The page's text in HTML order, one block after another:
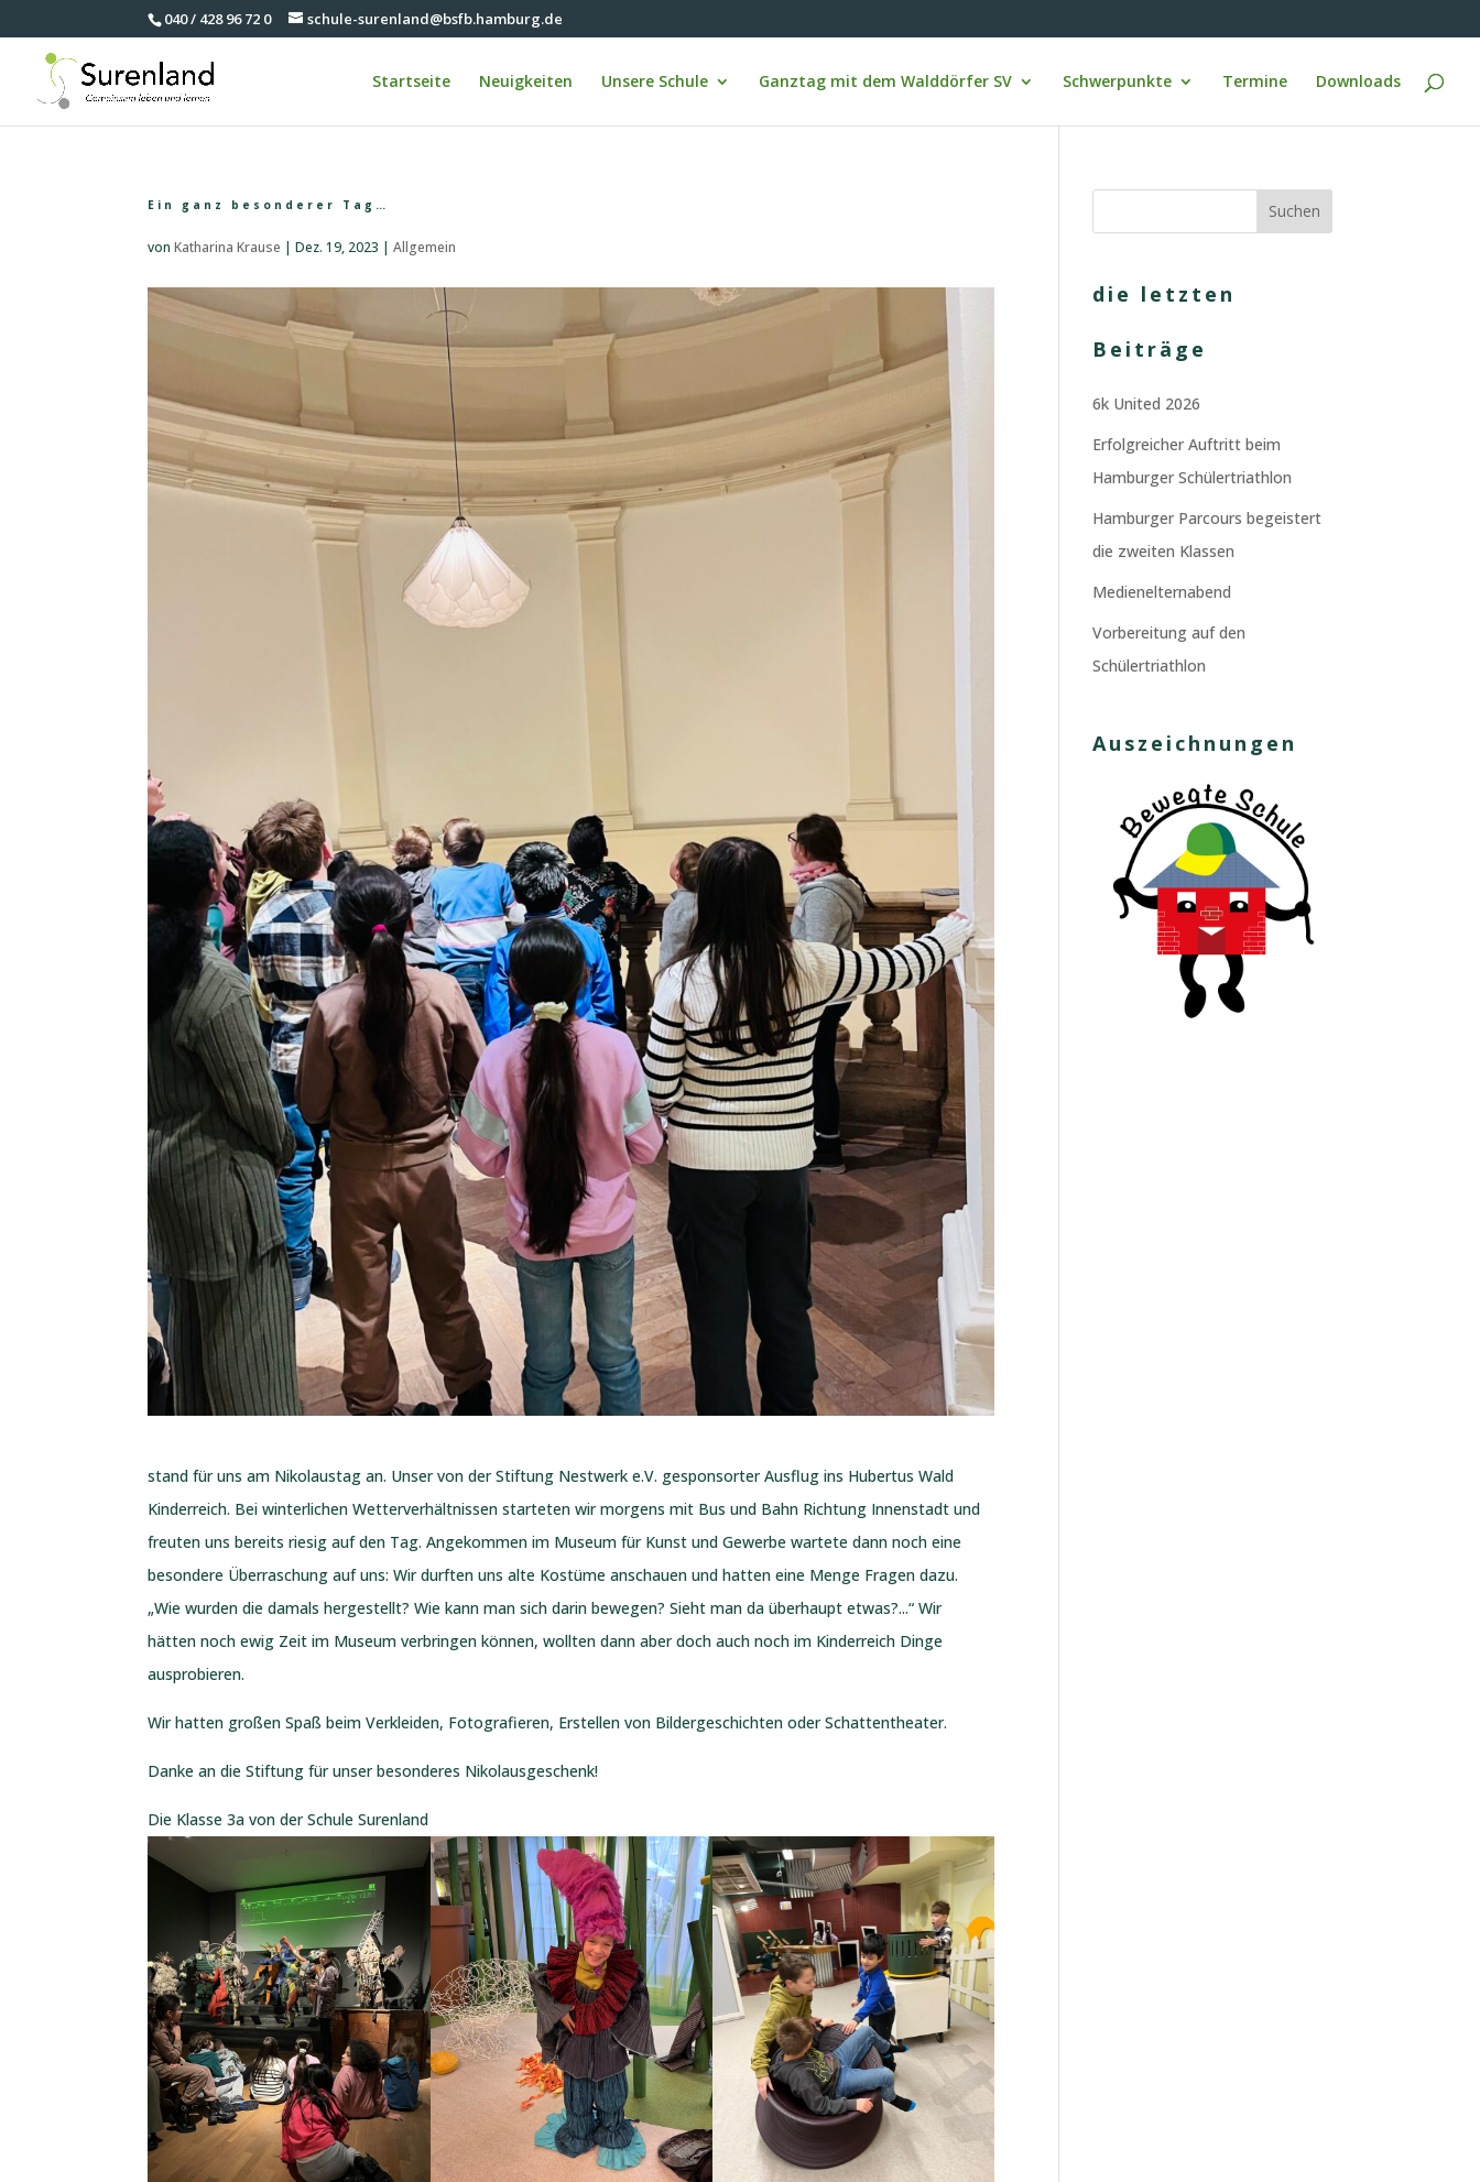
040 / 428 96 72 0 schule-surenland@bsfb.hamburg.de
Startseite Neuigkeiten Unsere Schule Ganztag mit dem Walddörfer SV Schwerpunkte Termine Downloads
Ein ganz besonderer Tag…
vonKatharina Krause |Dez. 19, 2023 |Allgemein
stand für uns am Nikolaustag an. Unser von der Stiftung Nestwerk e.V. gesponsorter Ausflug ins Hubertus Wald
Kinderreich. Bei winterlichen Wetterverhältnissen starteten wir morgens mit Bus und Bahn Richtung Innenstadt und
freuten uns bereits riesig auf den Tag. Angekommen im Museum für Kunst und Gewerbe wartete dann noch eine
besondere Überraschung auf uns: Wir durften uns alte Kostüme anschauen und hatten eine Menge Fragen dazu.
„Wie wurden die damals hergestellt? Wie kann man sich darin bewegen? Sieht man da überhaupt etwas?...“ Wir
hätten noch ewig Zeit im Museum verbringen können, wollten dann aber doch auch noch im Kinderreich Dinge
ausprobieren.
Wir hatten großen Spaß beim Verkleiden, Fotografieren, Erstellen von Bildergeschichten oder Schattentheater.
Danke an die Stiftung für unser besonderes Nikolausgeschenk!
Die Klasse 3a von der Schule Surenland
die letzten
Beiträge
6k United 2026
Erfolgreicher Auftritt beim
Hamburger Schülertriathlon
Hamburger Parcours begeistert
die zweiten Klassen
Medienelternabend
Vorbereitung auf den
Schülertriathlon
Auszeichnungen